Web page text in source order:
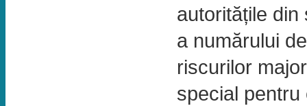
autoritățile
a numărului
riscurilor
special